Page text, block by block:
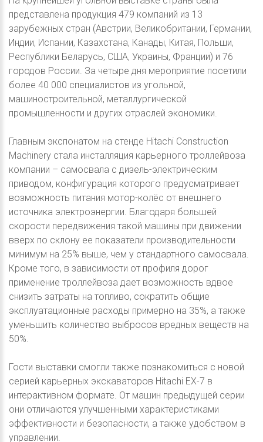
представлена продукция 479 компаний из 13
зарубежных стран (Австрии, Великобритании, Германии,
Индии, Испании, Казахстана, Канады, Китая, Польши,
Республики Беларусь, США, Украины, Франции) и 76
городов России. За четыре дня мероприятие посетили
более 40 000 специалистов из угольной,
машиностроительной, металлургической
промышленности и других отраслей экономики.
Главным экспонатом на стенде Hitachi Construction
Machinery стала инсталляция карьерного троллейвоза
компании – самосвала с дизель-электрическим
приводом, конфигурация которого предусматривает
возможность питания мотор-колёс от внешнего
источника электроэнергии. Благодаря большей
скорости передвижения такой машины при движении
вверх по склону ее показатели производительности
минимум на 25% выше, чем у стандартного самосвала.
Кроме того, в зависимости от профиля дорог
применение троллейвоза дает возможность вдвое
снизить затраты на топливо, сократить общие
эксплуатационные расходы примерно на 35%, а также
уменьшить количество выбросов вредных веществ на
50%.
Гости выставки смогли также познакомиться с новой
серией карьерных экскаваторов Hitachi EX-7 в
интерактивном формате. От машин предыдущей серии
они отличаются улучшенными характеристиками
эффективности и безопасности, а также удобством в
управлении.